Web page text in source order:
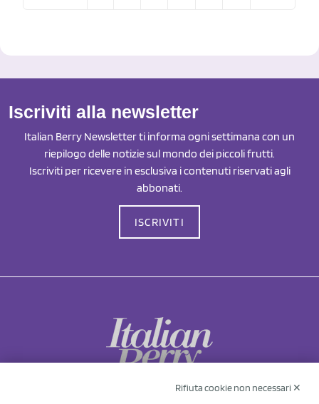
Iscriviti alla newsletter
Italian Berry Newsletter ti informa ogni settimana con un
riepilogo delle notizie sul mondo dei piccoli frutti.
Iscriviti per ricevere in esclusiva i contenuti riservati agli
abbonati.
ISCRIVITI
Rifiuta cookie non necessari ✕